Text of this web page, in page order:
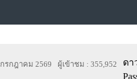
กรกฎาคม 2569 ผู้เข้าชม : 355,952
ดา